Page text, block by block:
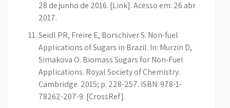
28 de junho de 2016. [Link]. Acesso em: 26 abr
2017.
Seidl PR, Freire E, Borschiver S. Non-fuel
Applications of Sugars in Brazil. In: Murzin D,
Simakova O. Biomass Sugars for Non-Fuel
Applications. Royal Society of Chemistry.
Cambridge. 2015; p. 228-257. ISBN: 978-1-
78262-207-9. [CrossRef].